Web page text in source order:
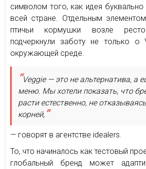
символом того, как идея буквально
всей стране. Отдельным
птичьи кормушки возле
подчеркнули заботу не только
окружающей среде.
Veggie — это не альтернатива, а
меню. Мы хотели показать, что
расти естественно, не
корней,
— говорят в агентстве idealers.
То, что начиналось как тестовый
глобальный бренд может